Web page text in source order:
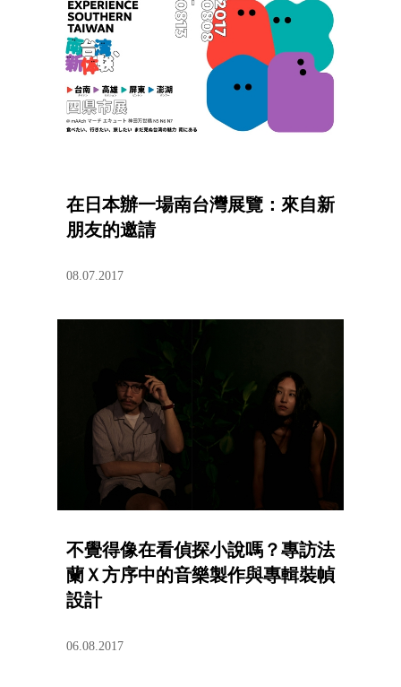
在日本辦一場南台灣展覽：來自新
朋友的邀請
08.07.2017
不覺得像在看偵探小說嗎？專訪法
蘭Ｘ方序中的音樂製作與專輯裝幀
設計
06.08.2017